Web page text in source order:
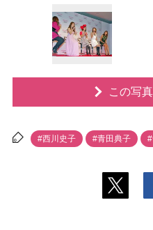
この写
#西川史子 #青田典子